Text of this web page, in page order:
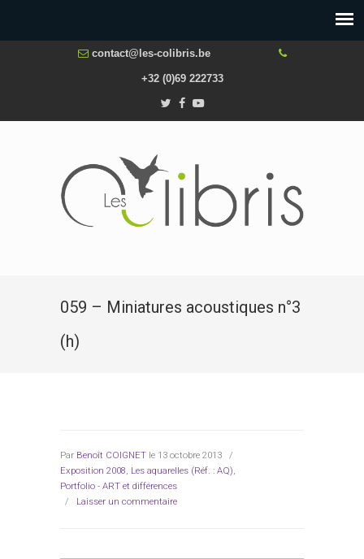
contact@les-colibris.be
+32 (0)69 222733
059 – Miniatures acoustiques n°3
(h)
Par Benoît COIGNET le 13 octobre 2013
/
Exposition 2008, Les aquarelles (Réf. : AQ),
Portfolio - ART et différences
/ Laisser un commentaire